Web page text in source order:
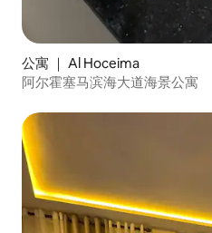
公寓 ｜ Al Hoceima
阿尔霍塞马滨海大道海景公寓